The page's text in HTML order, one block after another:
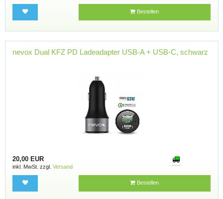
Bestellen
nevox Dual KFZ PD Ladeadapter USB-A + USB-C, schwarz
20,00 EUR
inkl. MwSt. zzgl. Versand
Bestellen